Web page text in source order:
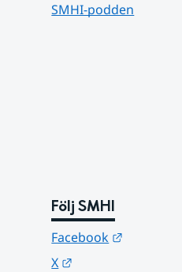
SMHI-podden
Följ SMHI
Facebook
X